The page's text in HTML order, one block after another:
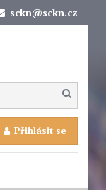
sckn@sckn.cz
Přihlásit se